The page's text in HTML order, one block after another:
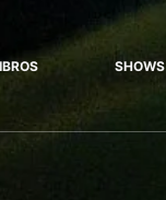
SHOWS